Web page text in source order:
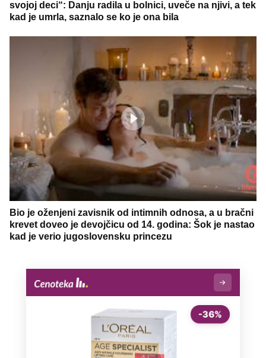
svojoj deci“: Danju radila u bolnici, uveče na njivi, a tek
kad je umrla, saznalo se ko je ona bila
Bio je oženjeni zavisnik od intimnih odnosa, a u bračni
krevet doveo je devojčicu od 14. godina: Šok je nastao
kad je verio jugoslovensku princezu